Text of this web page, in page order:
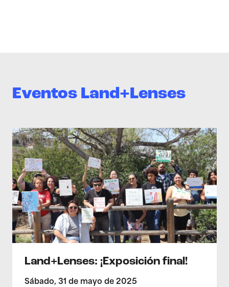
Eventos Land+Lenses
>Land+Lenses: ¡Exposición final!
Land+Lenses: ¡Exposición final!
Sábado, 31 de mayo de 2025